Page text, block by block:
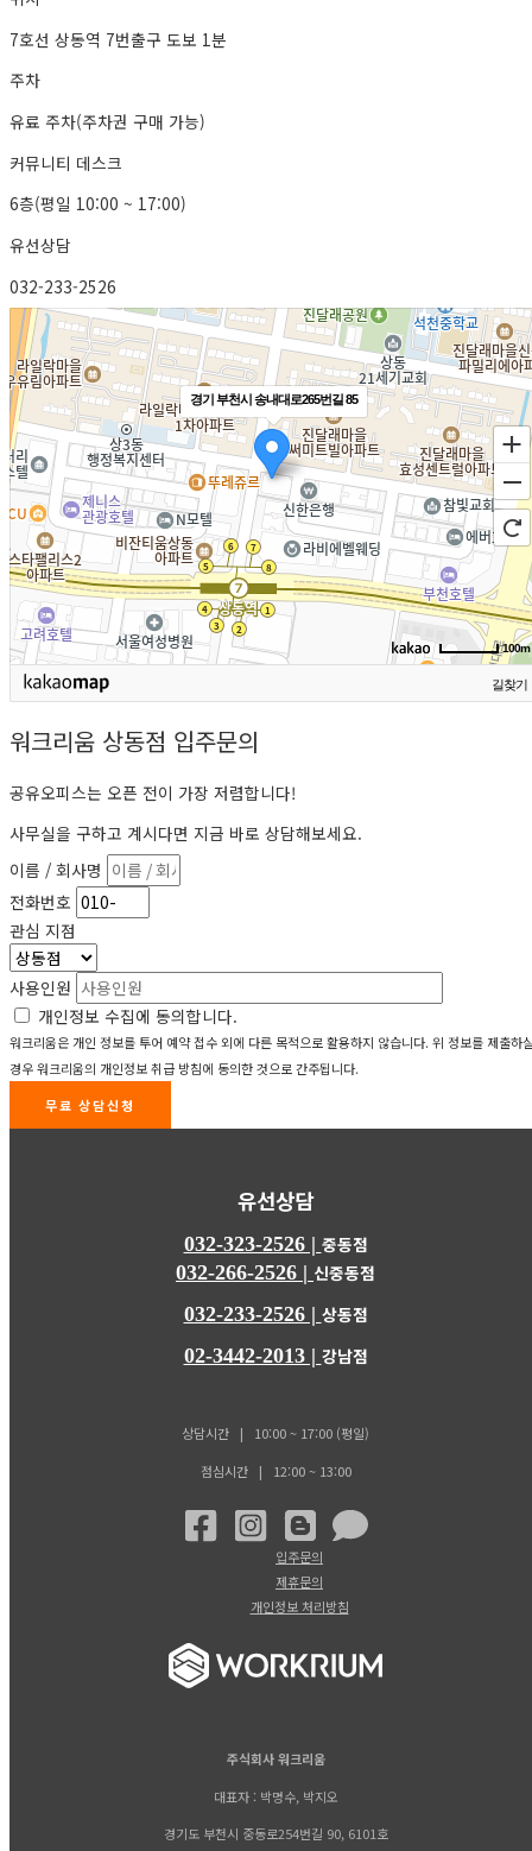
7호선 상동역 7번출구 도보 1분
주차
유료 주차(주차권 구매 가능)
커뮤니티 데스크
6층(평일 10:00 ~ 17:00)
유선상담
032-233-2526
경기 부천시 송내대로265번길 85
100m
길찾기
워크리움 상동점 입주문의
공유오피스는 오픈 전이 가장 저렴합니다!
사무실을 구하고 계시다면 지금 바로 상담해보세요.
이름 / 회사명
전화번호
관심 지점
사용인원
개인정보 수집에 동의합니다.
워크리움은 개인 정보를 투어 예약 접수 외에 다른 목적으로 활용하지 않습니다. 위 정보를 제출하
경우 워크리움의 개인정보 취급 방침에 동의한 것으로 간주됩니다.
무료 상담신청
유선상담
032-323-2526 | 중동점
032-266-2526 | 신중동점
032-233-2526 | 상동점
02-3442-2013 | 강남점
상담시간 | 10:00 ~ 17:00 (평일)
점심시간 | 12:00 ~ 13:00
입주문의
제휴문의
개인정보 처리방침
주식회사 워크리움
대표자 : 박명수, 박지오
경기도 부천시 중동로254번길 90, 6101호